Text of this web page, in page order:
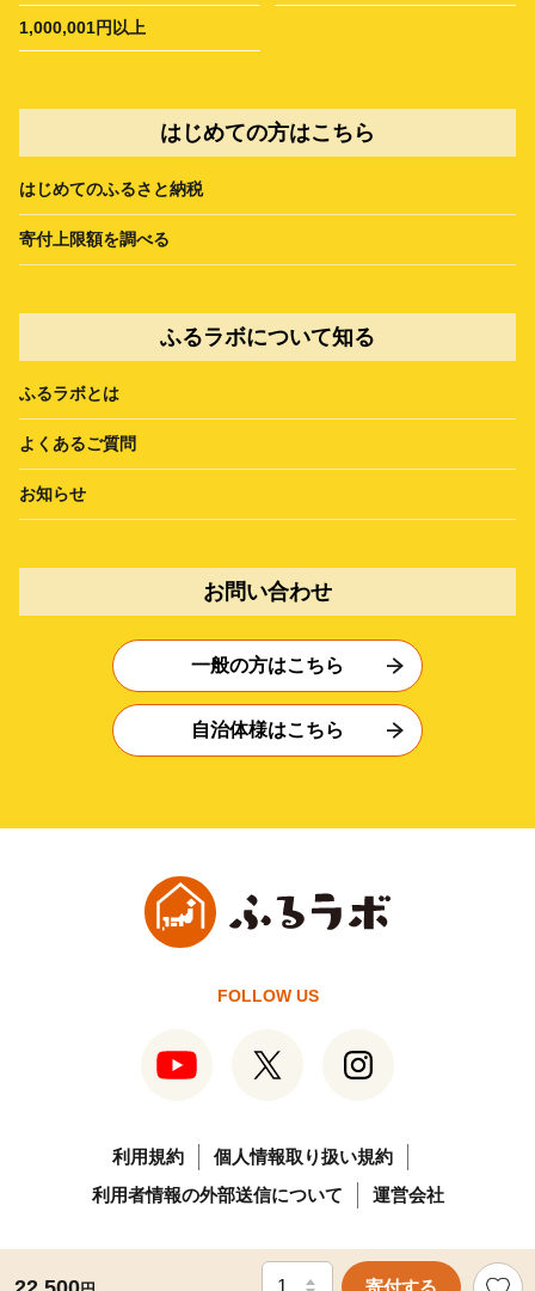
寄付する
1,000,001円以上
はじめての方はこちら
はじめてのふるさと納税
寄付上限額を調べる
ふるラボについて知る
ふるラボとは
よくあるご質問
お知らせ
お問い合わせ
一般の方はこちら
自治体様はこちら
FOLLOW US
利用規約
個人情報取り扱い規約
利用者情報の外部送信について
運営会社